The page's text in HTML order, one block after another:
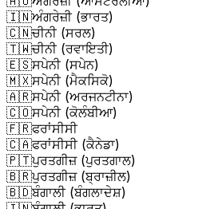
🇮🇳ਅੰਗਰੇਜ਼ੀ (ਭਾਰਤ)
🇨🇳ਚੀਨੀ (ਸਰਲ)
🇹🇼ਚੀਨੀ (ਰਵਾਇਤੀ)
🇪🇸ਸਪੇਨੀ (ਸਪੇਨ)
🇲🇽ਸਪੇਨੀ (ਮੈਕਸਿਕੋ)
🇦🇷ਸਪੇਨੀ (ਅਰਜਨਟੀਨਾ)
🇨🇴ਸਪੇਨੀ (ਕੋਲੰਬੀਆ)
🇫🇷ਫਰਾਂਸੀਸੀ
🇨🇦ਫਰਾਂਸੀਸੀ (ਕੈਨੇਡਾ)
🇵🇹ਪੁਰਤਗੀਜ਼ (ਪੁਰਤਗਾਲ)
🇧🇷ਪੁਰਤਗੀਜ਼ (ਬ੍ਰਾਜ਼ੀਲ)
🇧🇩ਬੰਗਾਲੀ (ਬੰਗਲਾਦੇਸ਼)